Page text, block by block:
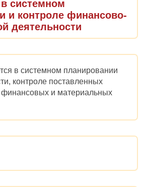
системном
и контроле финансово-
деятельности
в системном планировании
контроле поставленных
финансовых и материальных